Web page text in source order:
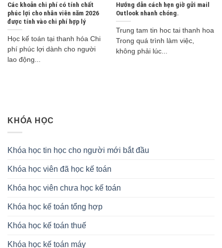
Các khoản chi phí có tính chất
phúc lợi cho nhân viên năm 2026
được tính vào chi phí hợp lý
Học kế toán tại thanh hóa Chi
phí phúc lợi dành cho người
lao động...
Hướng dẫn cách hẹn giờ gửi mail
Outlook nhanh chóng.
Trung tam tin hoc tai thanh hoa
Trong quá trình làm việc,
không phải lúc...
KHÓA HỌC
Khóa học tin học cho người mới bắt đầu
Khóa học viên đã học kế toán
Khóa học viên chưa học kế toán
Khóa học kế toán tổng hợp
Khóa học kế toán thuế
Khóa học kế toán máy